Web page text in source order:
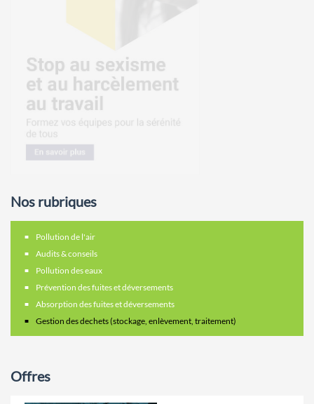
Nos rubriques
Pollution de l'air
Audits & conseils
Pollution des eaux
Prévention des fuites et déversements
Absorption des fuites et déversements
Gestion des dechets (stockage, enlèvement, traitement)
Offres